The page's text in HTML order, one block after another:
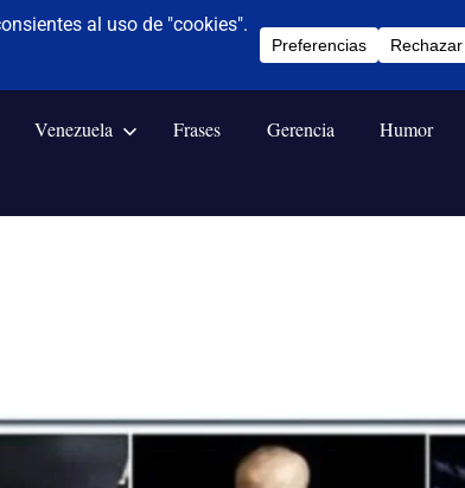
Venezuela Frases Gerencia Humor